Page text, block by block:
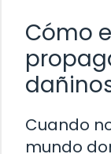
Cómo
Cuando
mundo